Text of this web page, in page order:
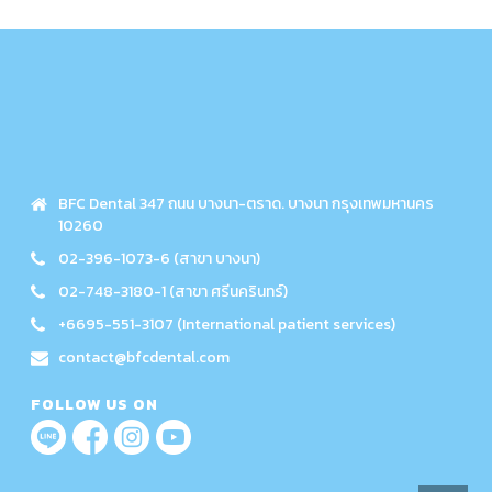
BFC Dental 347 ถนน บางนา-ตราด. บางนา กรุงเทพมหานคร
10260
02-396-1073-6 (สาขา บางนา)
02-748-3180-1 (สาขา ศรีนครินทร์)
+6695-551-3107 (International patient services)
contact@bfcdental.com
FOLLOW US ON